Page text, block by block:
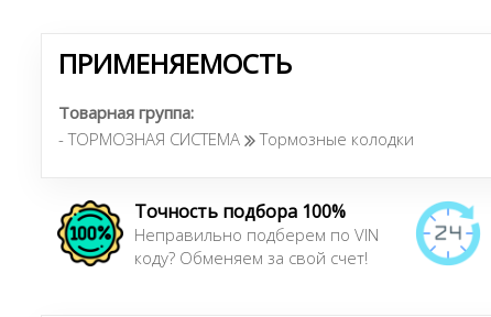
ПРИМЕНЯЕМОСТЬ
Товарная группа:
- ТОРМОЗНАЯ СИСТЕМА
Тормозные колодки
Точность подбора 100%
Неправильно подберем по VIN
коду? Обменяем за свой счет!